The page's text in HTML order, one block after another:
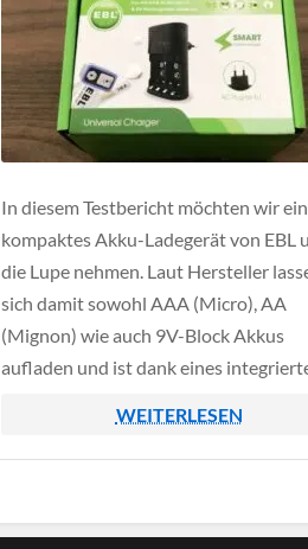
In diesem Testbericht möchten wir ein
kompaktes Akku-Ladegerät von EBL
die Lupe nehmen. Laut Hersteller
sich damit sowohl AAA (Micro), AA
(Mignon) wie auch 9V-Block Akkus
aufladen und ist dank eines
geschützt. Inhaltsverzeichnis Unboxing
Technische Daten Praxistest Fazit
auf den Verpackungsinhalt, […]
WEITERLESEN